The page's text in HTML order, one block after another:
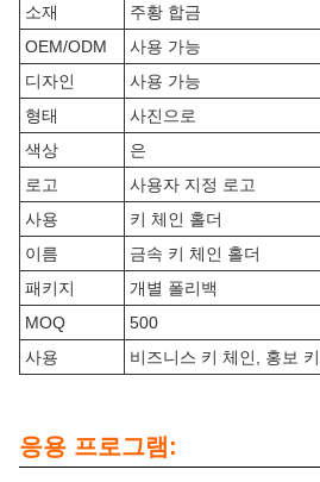
소재
주황 합금
OEM/ODM
사용 가능
디자인
사용 가능
형태
사진으로
색상
은
로고
사용자 지정 로고
사용
키 체인 홀더
이름
금속 키 체인 홀더
패키지
개별 폴리백
MOQ
500
사용
비즈니스 키 체인, 홍보
응용 프로그램: